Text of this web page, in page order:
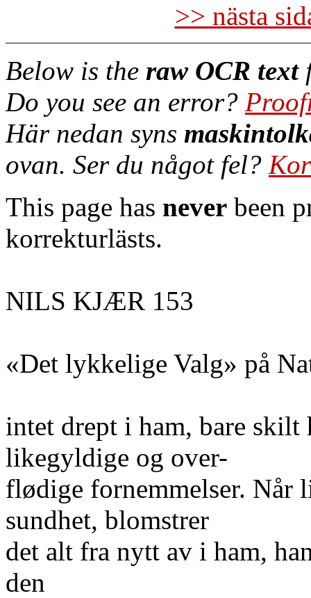
>> nästa
Below is the raw OCR text
Do you see an error?
Här nedan syns
ovan. Ser du något fel?
This page has never been
korrekturlästs.
NILS KJÆR 153
«Det lykkelige Valg» på
intet drept i ham, bare skilt
likegyldige og over-
flødige fornemmelser. Når
sundhet, blomstrer
det alt fra nytt av i ham,
den